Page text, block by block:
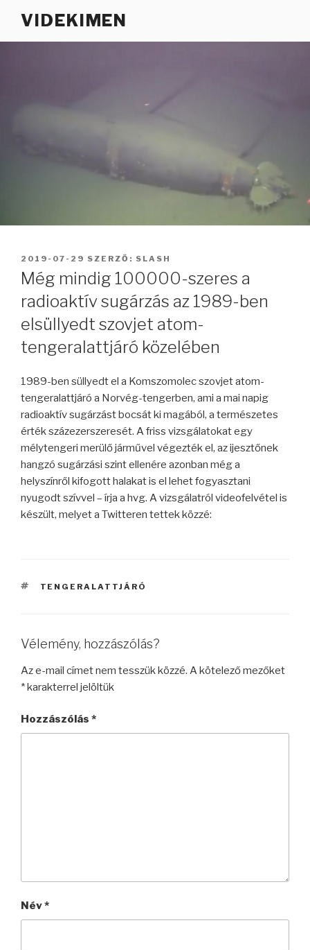
VIDEKIMEN
BEKÜLDVE:
2019-07-29 SZERZŐ: SLASH
Még mindig 100000-szeres a
radioaktív sugárzás az 1989-ben
elsüllyedt szovjet atom-
tengeralattjáró közelében
1989-ben süllyedt el a Komszomolec szovjet atom-
tengeralattjáró a Norvég-tengerben, ami a mai napig
radioaktív sugárzást bocsát ki magából, a természetes
érték százezerszeresét. A friss vizsgálatokat egy
mélytengeri merülő járművel végezték el, az ijesztőnek
hangzó sugárzási szint ellenére azonban még a
helyszínről kifogott halakat is el lehet fogyasztani
nyugodt szívvel – írja a hvg. A vizsgálatról videofelvétel is
készült, melyet a Twitteren tettek közzé:
CÍMKÉK
TENGERALATTJÁRÓ
Vélemény, hozzászólás?
Az e-mail címet nem tesszük közzé. A kötelező mezőket
*karakterrel jelöltük
Hozzászólás *
Név*